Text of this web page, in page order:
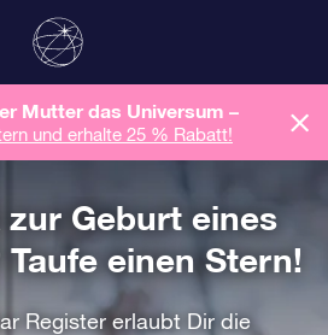
Mutter das Universum –
und erhalte 25 % Rabatt!
zur Geburt eines
einen Stern!
Register erlaubt Dir die